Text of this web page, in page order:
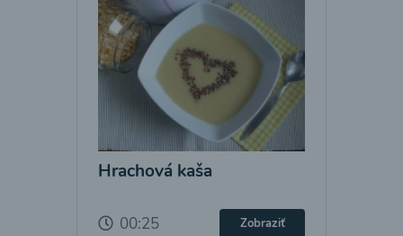
Hrachová kaša
00:25 Zobraziť